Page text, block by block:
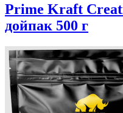
Prime Kraft
дойпак 500 г